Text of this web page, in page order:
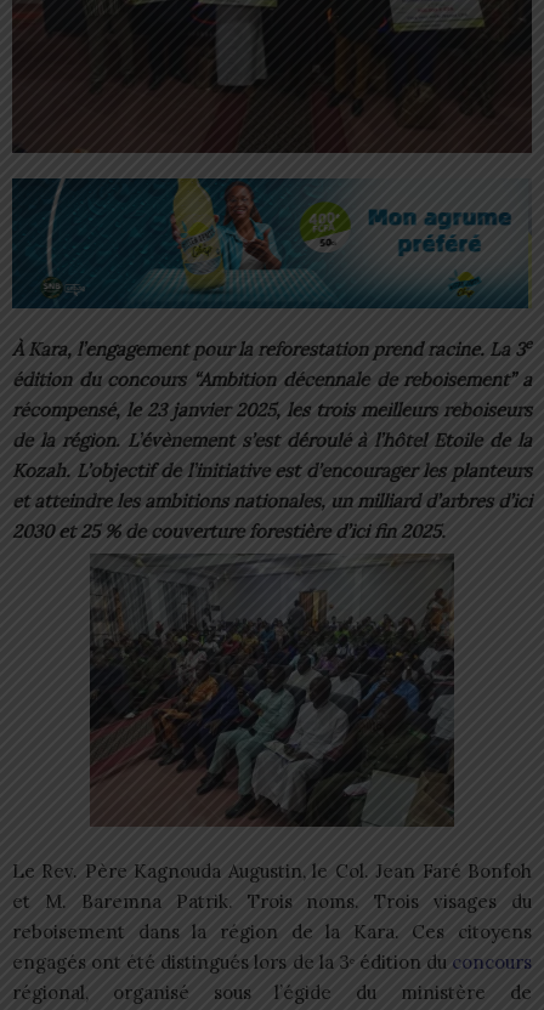
À Kara, l’engagement pour la reforestation prend racine. La 3e
édition du concours “Ambition décennale de reboisement” a
récompensé, le 23 janvier 2025, les trois meilleurs reboiseurs
de la région. L’évènement s’est déroulé à l’hôtel Etoile de la
Kozah. L’objectif de l’initiative est d’encourager les planteurs
et atteindre les ambitions nationales, un milliard d’arbres d’ici
2030 et 25 % de couverture forestière d’ici fin 2025.
Le Rev. Père Kagnouda Augustin, le Col. Jean Faré Bonfoh
et M. Baremna Patrik. Trois noms. Trois visages du
reboisement dans la région de la Kara. Ces citoyens
engagés ont été distingués lors de la 3ᵉ édition du concours
régional, organisé sous l’égide du ministère de